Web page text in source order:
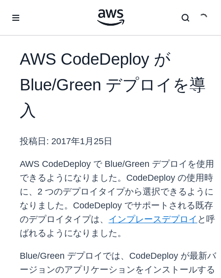
AWS CodeDeploy が
Blue/Green デプロイを導
入
投稿日: 2017年1月25日
AWS CodeDeploy で Blue/Green デプロイを使用
できるようになりました。CodeDeploy の使用時
に、2 つのデプロイタイプから選択できるように
なりました。CodeDeploy でサポートされる既存
のデプロイタイプは、 インプレースデプロイ と呼
ばれるようになりました。
Blue/Green デプロイでは、CodeDeploy が最新バ
ージョンのアプリケーションをインストールする